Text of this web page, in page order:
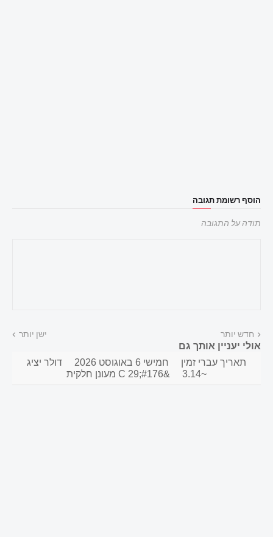
הוסף רשומת תגובה
תודה על התגובה
חדש יותר ישן יותר
אולי יעניין אותך גם
תאריך עברי זמין חמישי 6 באוגוסט 2026
דולר יציג
~3.14
&#176;C 29 מעונן חלקית